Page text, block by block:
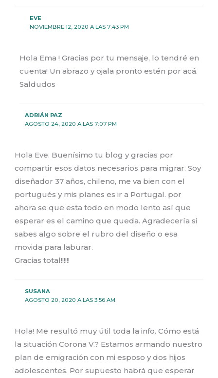
EVE
NOVIEMBRE 12, 2020 A LAS 7:43 PM
Hola Ema ! Gracias por tu mensaje, lo tendré en
cuenta! Un abrazo y ojala pronto estén por acá.
Saldudos
ADRIÁN PAZ
AGOSTO 24, 2020 A LAS 7:07 PM
Hola Eve. Buenísimo tu blog y gracias por
compartir esos datos necesarios para migrar. Soy
diseñador 37 años, chileno, me va bien con el
portugués y mis planes es ir a Portugal. por
ahora se que esta todo en modo lento así que
esperar es el camino que queda. Agradecería si
sabes algo sobre el rubro del diseño o esa
movida para laburar.
Gracias total!!!!!!
SUSANA
AGOSTO 20, 2020 A LAS 3:56 AM
Hola! Me resultó muy útil toda la info. Cómo está
la situación Corona V.? Estamos armando nuestro
plan de emigración con mi esposo y dos hijos
adolescentes. Por supuesto habrá que esperar